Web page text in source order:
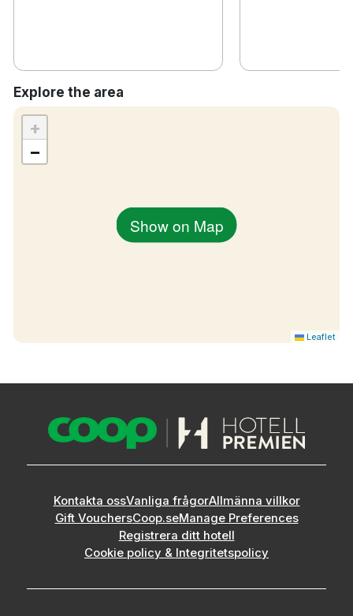
Explore the area
Show on Map
+
−
Leaflet
Kontakta ossVanliga frågorAllmänna villkor
Gift VouchersCoop.seManage Preferences
Registrera ditt hotell
Cookie policy & Integritetspolicy